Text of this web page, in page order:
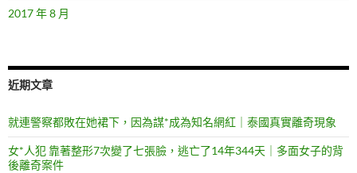
2017 年 8 月
近期文章
就連警察都敗在她裙下，因為謀*成為知名網紅｜泰國真實離奇現象
女*人犯 靠著整形7次變了七張臉，逃亡了14年344天｜多面女子的背
後離奇案件